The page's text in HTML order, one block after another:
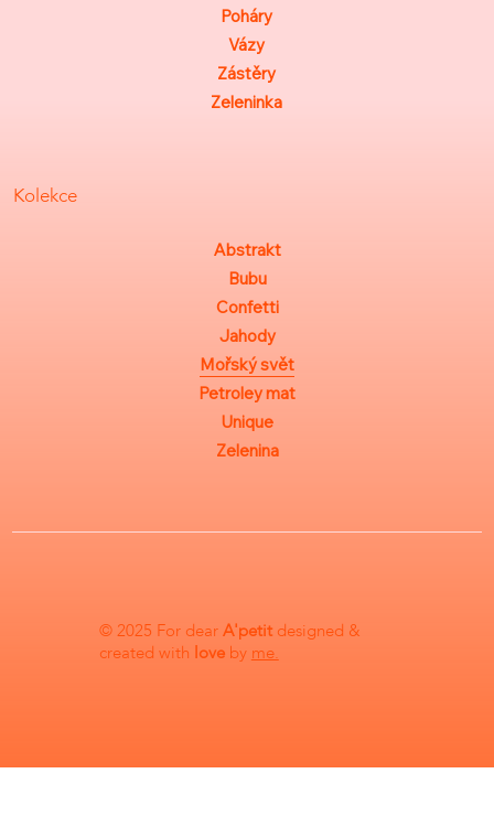
Poháry
Vázy
Zástěry
Zeleninka
Kolekce
Abstrakt
Bubu
Confetti
Jahody
Mořský svět
Petroley mat
Unique
Zelenina
© 2025 For dear A'petit designed &
created with loveby me.